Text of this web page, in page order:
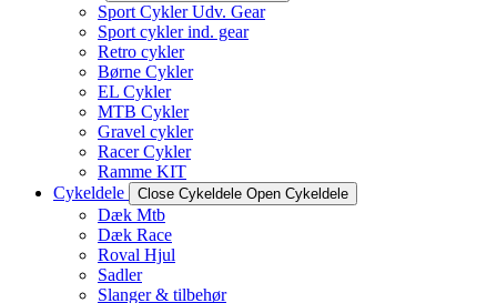
Sport Cykler Udv. Gear
Sport cykler ind. gear
Retro cykler
Børne Cykler
EL Cykler
MTB Cykler
Gravel cykler
Racer Cykler
Ramme KIT
Cykeldele
Close Cykeldele Open Cykeldele
Dæk Mtb
Dæk Race
Roval Hjul
Sadler
Slanger & tilbehør